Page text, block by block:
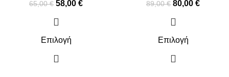
65,00€ 58,00 €
Επιλογή
89,00€ 80,00 €
Επιλογή